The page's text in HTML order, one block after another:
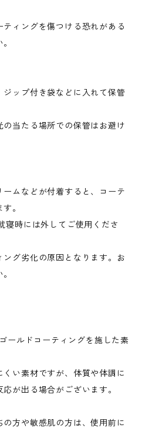
ィングを傷つける恐れがある
ジップ付き袋などに入れて保管
の当たる場所での保管はお避け
ームなどが付着すると、コーテ
。
時には外してご使用くださ
ング劣化の原因となります。お
ールドコーティングを施した素
い素材ですが、体質や体調に
が出る場合がございます。
方や敏感肌の方は、使用前に